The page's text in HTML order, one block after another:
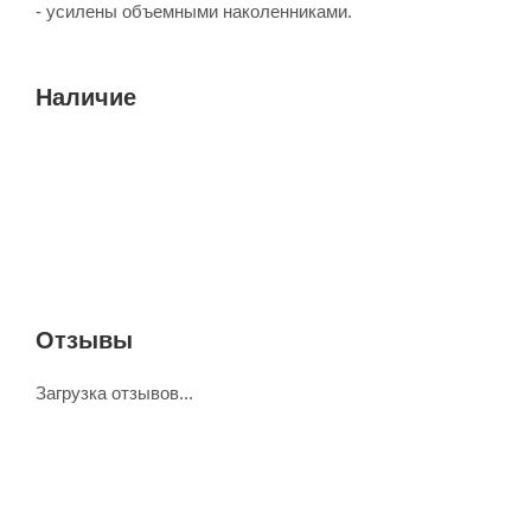
- усилены объемными наколенниками.
Наличие
Отзывы
Загрузка отзывов...